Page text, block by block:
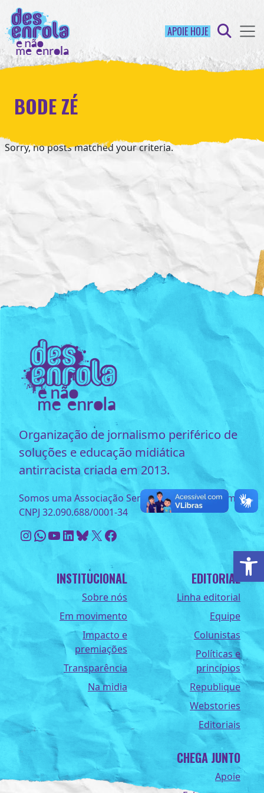
APOIE HOJE
BODE ZÉ
Sorry, no posts matched your criteria.
Organização de jornalismo periférico de
soluções e educação midiática
antirracista criada em 2013.
Somos uma Associação Sem Fins Lucrativos com o
CNPJ 32.090.688/0001-34
Instagram
WhatsApp
Youtube
LinkedIn
Bluesky
X Facebook
INSTITUCIONAL
Sobre nós
Em movimento
Impacto e
premiações
Transparência
Na midia
EDITORIAL
Linha editorial
Equipe
Colunistas
Políticas e
princípios
Republique
Webstories
Editoriais
CHEGA JUNTO
Apoie